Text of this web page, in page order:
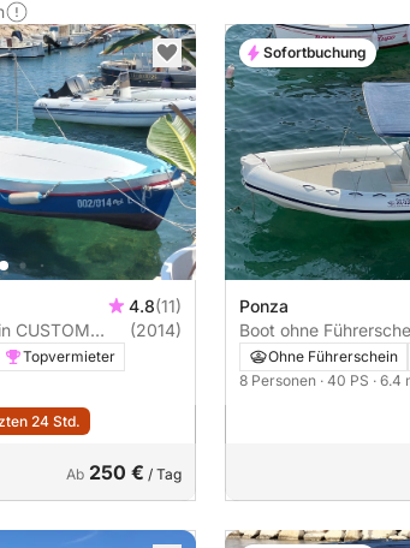
4.8(11)
Lancia in Legno 6metri 15PS
(2014)
Topvermieter
24 Std.
Ab 250 € / Tag
Ponza
Boot ohne Führerschein JOKER
CLUBMAN 21 40PS
Ohne Führerschein
8 Personen · 40 PS · 6.4
Sofortbuchung